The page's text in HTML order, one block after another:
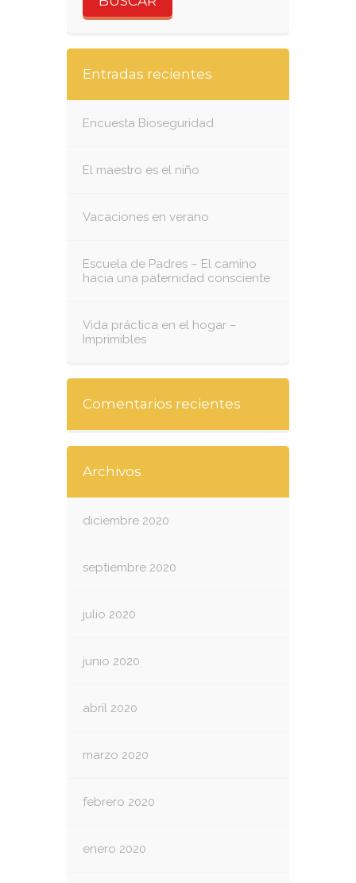
Entradas recientes
Encuesta Bioseguridad
El maestro es el niño
Vacaciones en verano
Escuela de Padres – El camino
hacia una paternidad consciente
Vida práctica en el hogar –
Imprimibles
Comentarios recientes
Archivos
diciembre 2020
septiembre 2020
julio 2020
junio 2020
abril 2020
marzo 2020
febrero 2020
enero 2020